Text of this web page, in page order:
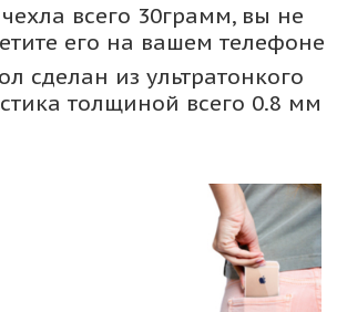
чехла всего 30грамм, вы не
его на вашем телефоне
сделан из ультратонкого
толщиной всего 0.8 мм